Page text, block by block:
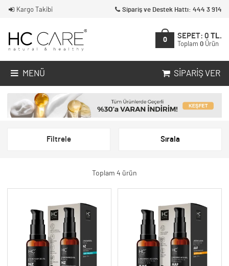
Kargo Takibi Sipariş ve Destek Hattı: 444 3 914
0
SEPET: 0 TL.
Toplam 0 Ürün
MENÜ SIPARIŞ VER
Filtrele Sırala
Toplam 4 ürün